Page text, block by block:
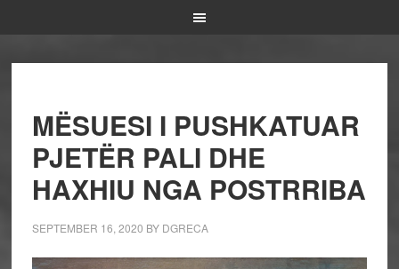
MËSUESI I PUSHKATUAR
PJETËR PALI DHE
HAXHIU NGA POSTRRIBA
SEPTEMBER 16, 2020 BY DGRECA